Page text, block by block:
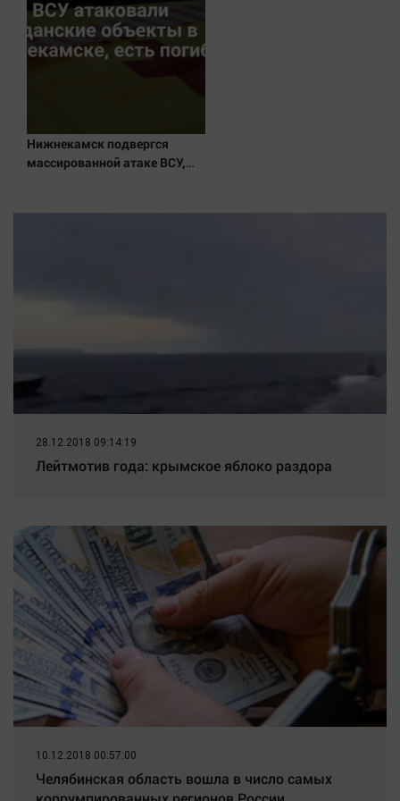
Обсуждаем
Отдых
Светская жизнь
Тенденции
Нижнекамск подвергся
массированной атаке ВСУ,
28.12.2018 09:14:19
Лейтмотив года: крымское яблоко раздора
10.12.2018 00:57:00
Челябинская область вошла в число самых